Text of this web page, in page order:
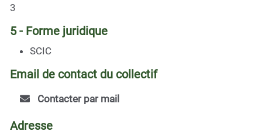
3
5 - Forme juridique
SCIC
Email de contact du collectif
Contacter par mail
Adresse